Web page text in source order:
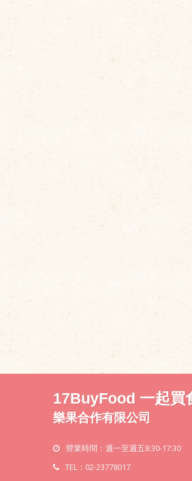
17BuyFood 一起買
樂果合作有限公司
營業時間：週一至週五8:30-17:30
TEL：02-23778017